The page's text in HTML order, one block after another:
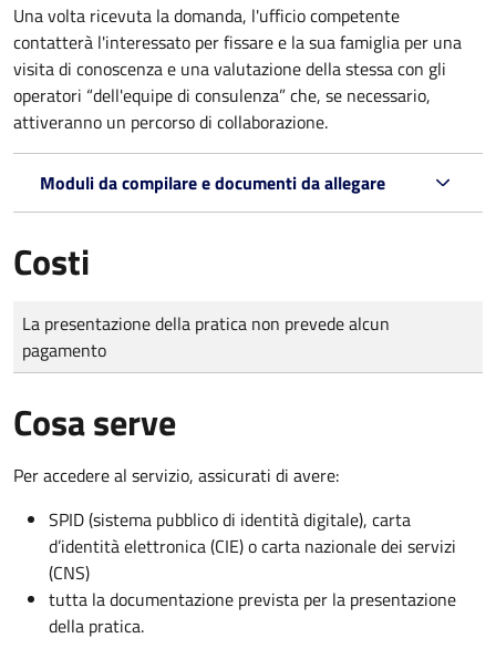
Una volta ricevuta la domanda, l'ufficio competente
contatterà l'interessato per fissare e la sua famiglia per una
visita di conoscenza e una valutazione della stessacon gli
operatori “dell'equipe di consulenza” che, se necessario,
attiveranno un percorso di collaborazione.
Moduli da compilare e documenti da allegare
Costi
Tipo di pagamento
Importo
La presentazione della pratica non prevede alcun
pagamento
Cosa serve
Per accedere al servizio, assicurati di avere:
SPID (sistema pubblico di identità digitale), carta
d’identità elettronica (CIE) o carta nazionale dei servizi
(CNS)
tutta la documentazione prevista per la presentazione
della pratica.